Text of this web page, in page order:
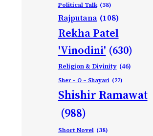
Political Talk (38)
Rajputana (108)
Rekha Patel
'Vinodini' (630)
Religion & Divinity (46)
Sher – O – Shayari (27)
Shishir Ramawat
(988)
Short Novel (38)